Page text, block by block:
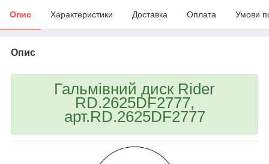
Опис Характеристики Доставка Оплата Умови
Опис
Гальмівний диск Rider
RD.2625DF2777,
арт.RD.2625DF2777